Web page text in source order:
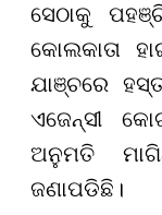
ସେଠାକୁ
କୋଲକାତା
ଯାଞ୍ଚରେ
ଏଜେନ୍ସୀ
ଅନୁମତି
ଜଣାପଡିଛି।